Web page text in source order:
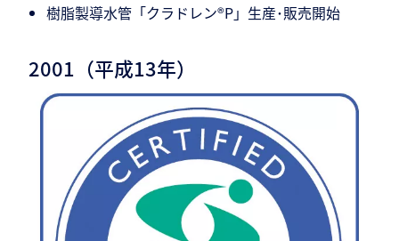
樹脂製導水管「クラドレン®P」生産･販売開始
2001（平成13年）